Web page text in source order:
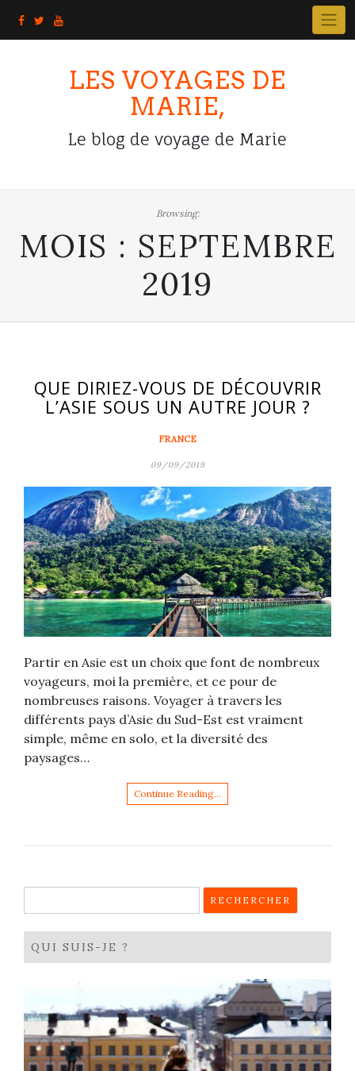
LES VOYAGES DE
MARIE,
Le blog de voyage de Marie
Browsing:
MOIS : SEPTEMBRE
2019
QUE DIRIEZ-VOUS DE DÉCOUVRIR
L’ASIE SOUS UN AUTRE JOUR ?
FRANCE
09/09/2019
Partir en Asie est un choix que font de nombreux
voyageurs, moi la première, et ce pour de
nombreuses raisons. Voyager à travers les
différents pays d’Asie du Sud-Est est vraiment
simple, même en solo, et la diversité des
paysages…
Continue Reading…
QUI SUIS-JE ?